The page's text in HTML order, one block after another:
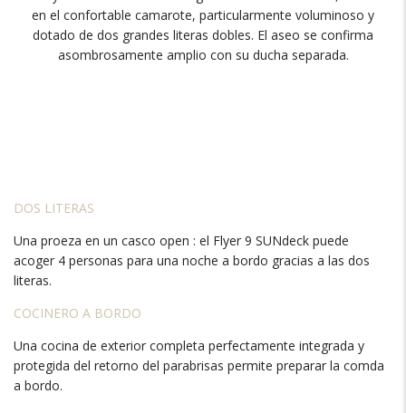
en el confortable camarote, particularmente voluminoso y
dotado de dos grandes literas dobles. El aseo se confirma
asombrosamente amplio con su ducha separada.
DOS LITERAS
Una proeza en un casco open : el Flyer 9 SUNdeck puede
acoger 4 personas para una noche a bordo gracias a las dos
literas.
COCINERO A BORDO
Una cocina de exterior completa perfectamente integrada y
protegida del retorno del parabrisas permite preparar la comda
a bordo.